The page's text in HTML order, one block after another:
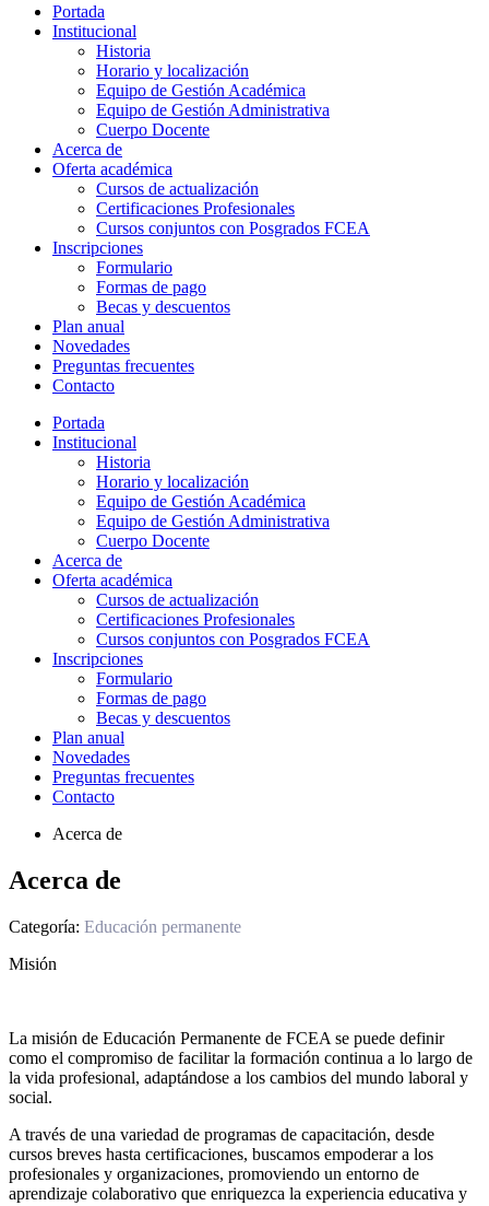
Portada
Institucional
Historia
Horario y localización
Equipo de Gestión Académica
Equipo de Gestión Administrativa
Cuerpo Docente
Acerca de
Oferta académica
Cursos de actualización
Certificaciones Profesionales
Cursos conjuntos con Posgrados FCEA
Inscripciones
Formulario
Formas de pago
Becas y descuentos
Plan anual
Novedades
Preguntas frecuentes
Contacto
Portada
Institucional
Historia
Horario y localización
Equipo de Gestión Académica
Equipo de Gestión Administrativa
Cuerpo Docente
Acerca de
Oferta académica
Cursos de actualización
Certificaciones Profesionales
Cursos conjuntos con Posgrados FCEA
Inscripciones
Formulario
Formas de pago
Becas y descuentos
Plan anual
Novedades
Preguntas frecuentes
Contacto
Acerca de
Acerca de
Categoría: Educación permanente
Misión
La misión de Educación Permanente de FCEA se puede definir
como el compromiso de facilitar la formación continua a lo largo de
la vida profesional, adaptándose a los cambios del mundo laboral y
social.
A través de una variedad de programas de capacitación, desde
cursos breves hasta certificaciones, buscamos empoderar a los
profesionales y organizaciones, promoviendo un entorno de
aprendizaje colaborativo que enriquezca la experiencia educativa y